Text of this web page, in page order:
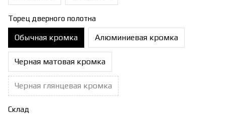
Торец дверного полотна
Обычная кромка Алюминиевая кромка
Черная матовая кромка
Черная глянцевая кромка
Склад